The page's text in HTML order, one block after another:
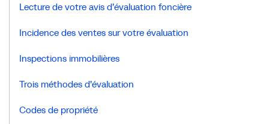
Lecture de votre avis d’évaluation foncière
Incidence des ventes sur votre évaluation
Inspections immobilières
Trois méthodes d’évaluation
Codes de propriété